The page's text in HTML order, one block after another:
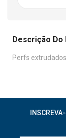
Descrição Do
Perfs extrudados